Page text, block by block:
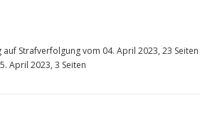
Strafverfolgung vom 04. April 2023, 23 Seiten
April 2023, 3 Seiten